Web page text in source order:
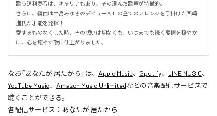
歌う速利奏音は、キャリアもあり、その澄んだ歌声が特徴的。
さらに、編曲は中島みゆきのデビューＡＬの全てのアレンジを手掛けた西崎
進氏が才能を発揮！
愛するものなくした時、その想いは切なくも、いつまでも続く愛情を穏やか
に、心を癒やす歌に仕上がりました。
なお「あなたが 居たから 」は、 Apple Music、 Spotify、 LINE MUSIC、
YouTube Music、 Amazon Music Unlimitedなどの音楽配信サービスで
聴くことができる。
各配信サービス： あなたが 居たから